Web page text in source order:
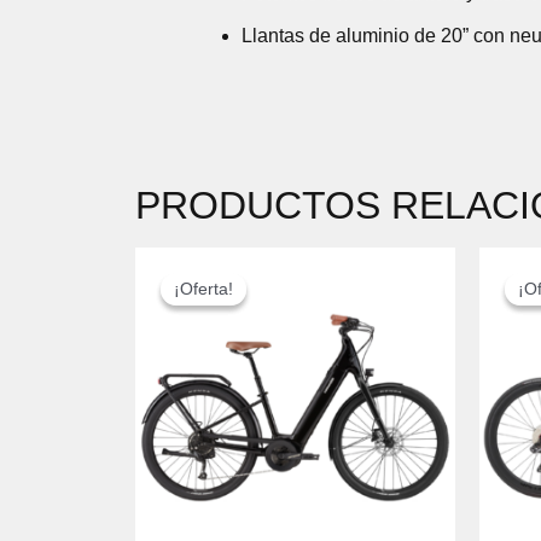
Llantas de aluminio de 20” con
PRODUCTOS
¡Oferta!
¡Oferta!
ORIGINAL
2.699,00 €.
ES:
2.299,00 €.